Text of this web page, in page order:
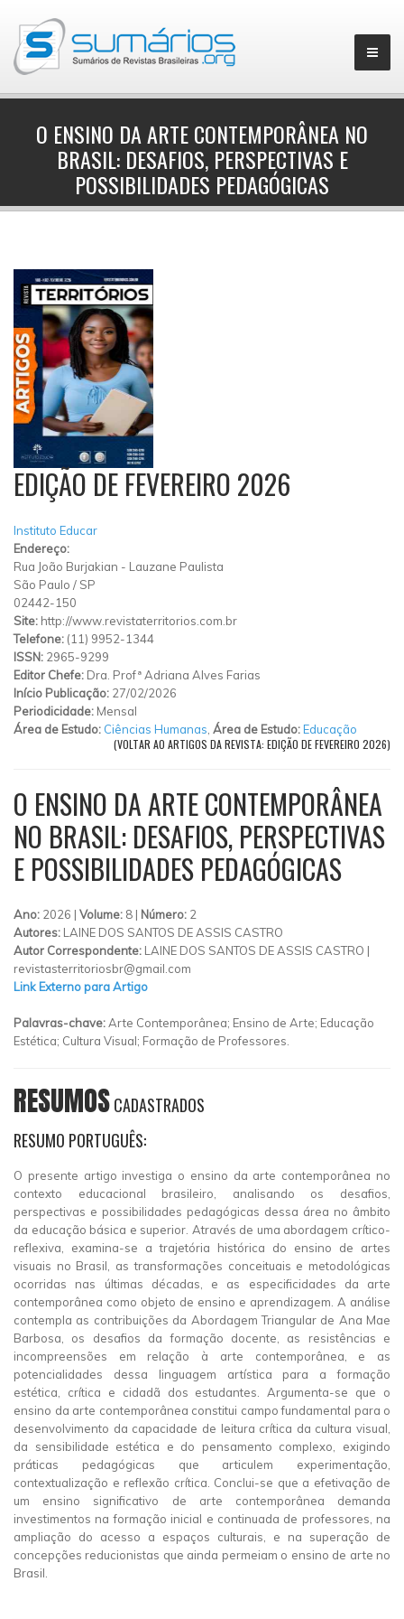
O ENSINO DA ARTE CONTEMPORÂNEA NO
BRASIL: DESAFIOS, PERSPECTIVAS E
POSSIBILIDADES PEDAGÓGICAS
EDIÇÃO DE FEVEREIRO 2026
Instituto Educar
Endereço:
Rua João Burjakian - Lauzane Paulista
São Paulo / SP
02442-150
Site: http://www.revistaterritorios.com.br
Telefone: (11) 9952-1344
ISSN: 2965-9299
Editor Chefe: Dra. Profª Adriana Alves Farias
Início Publicação: 27/02/2026
Periodicidade: Mensal
Área de Estudo: Ciências Humanas Área de Estudo:Educação
(VOLTAR AO ARTIGOS DA REVISTA: EDIÇÃO DE FEVEREIRO 2026)
O ENSINO DA ARTE CONTEMPORÂNEA
NO BRASIL: DESAFIOS, PERSPECTIVAS
E POSSIBILIDADES PEDAGÓGICAS
Ano: 2026 | Volume: 8 | Número: 2
Autores: LAINE DOS SANTOS DE ASSIS CASTRO
Autor Correspondente: LAINE DOS SANTOS DE ASSIS CASTRO |
revistasterritoriosbr@gmail.com
Link Externo para Artigo
Palavras-chave:Arte Contemporânea; Ensino de Arte; Educação
Estética; Cultura Visual; Formação de Professores.
RESUMOSCADASTRADOS
RESUMO PORTUGUÊS:
O presente artigo investiga o ensino da arte contemporânea no
contexto educacional brasileiro, analisando os desafios,
perspectivas e possibilidades pedagógicas dessa área no âmbito
da educação básica e superior. Através de uma abordagem crítico-
reflexiva, examina-se a trajetória histórica do ensino de artes
visuais no Brasil, as transformações conceituais e metodológicas
ocorridas nas últimas décadas, e as especificidades da arte
contemporânea como objeto de ensino e aprendizagem. A análise
contempla as contribuições da Abordagem Triangular de Ana Mae
Barbosa, os desafios da formação docente, as resistências e
incompreensões em relação à arte contemporânea, e as
potencialidades dessa linguagem artística para a formação
estética, crítica e cidadã dos estudantes. Argumenta-se que o
ensino da arte contemporânea constitui campo fundamental para o
desenvolvimento da capacidade de leitura crítica da cultura visual,
da sensibilidade estética e do pensamento complexo, exigindo
práticas pedagógicas que articulem experimentação,
contextualização e reflexão crítica. Conclui-se que a efetivação de
um ensino significativo de arte contemporânea demanda
investimentos na formação inicial e continuada de professores, na
ampliação do acesso a espaços culturais, e na superação de
concepções reducionistas que ainda permeiam o ensino de arte no
Brasil.